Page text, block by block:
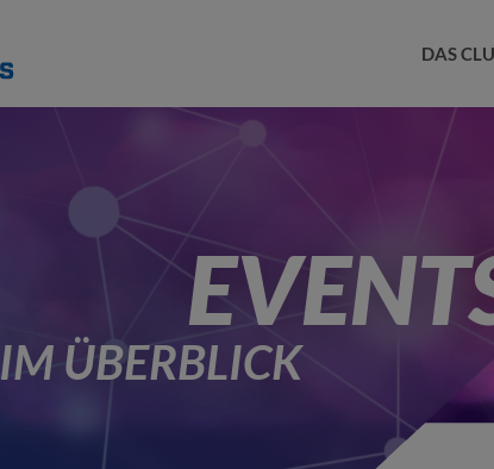
DAS
IM ÜBERBLICK